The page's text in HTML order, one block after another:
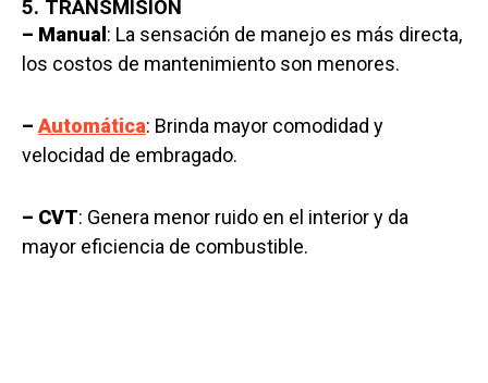
5. TRANSMISIÓN
– Manual : La sensación de manejo es más directa,
los costos de mantenimiento son menores.
–Automática: Brinda mayor comodidad y
velocidad de embragado.
– CVT: Genera menor ruido en el interior y da
mayor eficiencia de combustible.